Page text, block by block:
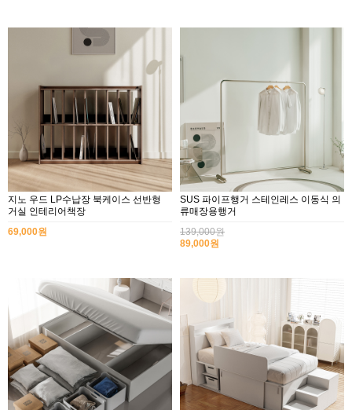
지노 우드 LP수납장 북케이스 선반형
거실 인테리어책장
69,000원
SUS 파이프행거 스테인레스 이동식 의
류매장용행거
139,000원
89,000원